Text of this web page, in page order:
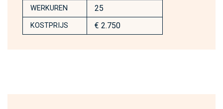
WERKUREN 25
KOSTPRIJS € 2.750